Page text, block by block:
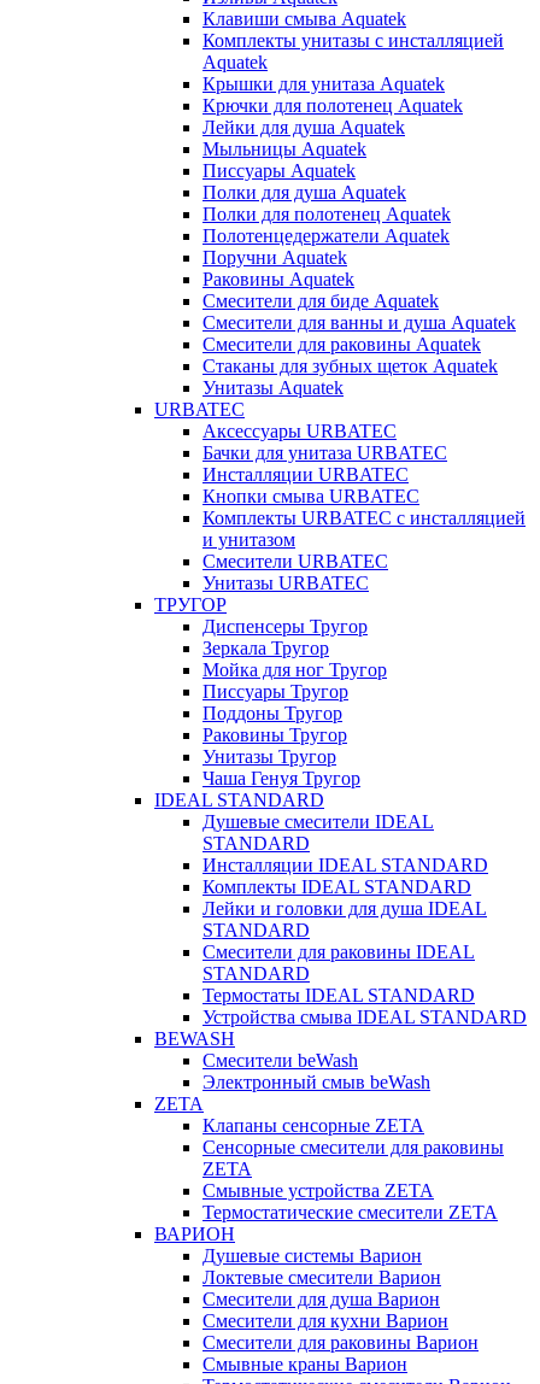
Клавиши смыва Aquatek
Комплекты унитазы с инсталляцией
Aquatek
Крышки для унитаза Aquatek
Крючки для полотенец Aquatek
Лейки для душа Aquatek
Мыльницы Aquatek
Писсуары Aquatek
Полки для душа Aquatek
Полки для полотенец Aquatek
Полотенцедержатели Aquatek
Поручни Aquatek
Раковины Aquatek
Смесители для биде Aquatek
Смесители для ванны и душа Aquatek
Смесители для раковины Aquatek
Стаканы для зубных щеток Aquatek
Унитазы Aquatek
URBATEC
Аксессуары URBATEC
Бачки для унитаза URBATEC
Инсталляции URBATEC
Кнопки смыва URBATEC
Комплекты URBATEC с инсталляцией
и унитазом
Смесители URBATEC
Унитазы URBATEC
ТРУГОР
Диспенсеры Тругор
Зеркала Тругор
Мойка для ног Тругор
Писсуары Тругор
Поддоны Тругор
Раковины Тругор
Унитазы Тругор
Чаша Генуя Тругор
IDEAL STANDARD
Душевые смесители IDEAL
STANDARD
Инсталляции IDEAL STANDARD
Комплекты IDEAL STANDARD
Лейки и головки для душа IDEAL
STANDARD
Смесители для раковины IDEAL
STANDARD
Термостаты IDEAL STANDARD
Устройства смыва IDEAL STANDARD
BEWASH
Смесители beWash
Электронный смыв beWash
ZETA
Клапаны сенсорные ZETA
Сенсорные смесители для раковины
ZETA
Смывные устройства ZETA
Термостатические смесители ZETA
ВАРИОН
Душевые системы Варион
Локтевые смесители Варион
Смесители для душа Варион
Смесители для кухни Варион
Смесители для раковины Варион
Смывные краны Варион